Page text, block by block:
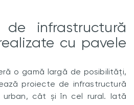
infrastructură
cu pavele
o gamă largă de posibilități,
proiecte de infrastructură
cât și în cel rural. Iată